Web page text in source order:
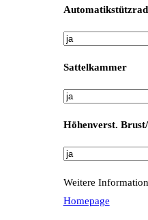
Automatikstützrad
Sattelkammer
Höhenverst.
Weitere
Homepage